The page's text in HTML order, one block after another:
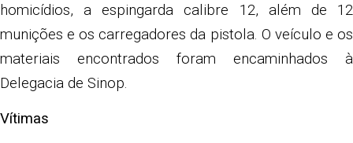
homicídios, a espingarda calibre 12, além de 12
munições e os carregadores da pistola. O veículo e os
materiais encontrados foram encaminhados à
Delegacia de Sinop.
Vítimas